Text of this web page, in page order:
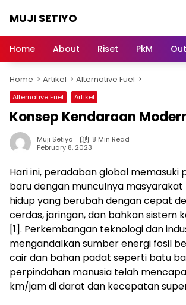
MUJI SETIYO
Bersama,
Home About Riset PkM
Home Artikel Alternative Fuel
Alternative Fuel Artikel
Konsep Kendaraan
Muji Setiyo
8 Min Read
February 8, 2023
Hari ini, peradaban global memasuki
baru dengan munculnya
hidup yang berubah dengan cepat
cerdas, jaringan, dan bahkan sistem
[1]. Perkembangan teknologi dan
mengandalkan sumber energi fosil
cair dan bahan padat seperti batu
perpindahan manusia telah
km/jam di darat dan kecepatan